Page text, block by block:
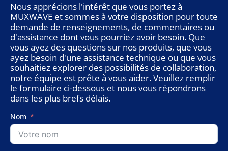
Nous apprécions l'intérêt que vous portez à
MUXWAVE et sommes à votre disposition pour toute
demande de renseignements, de commentaires ou
d'assistance dont vous pourriez avoir besoin. Que
vous ayez des questions sur nos produits, que vous
ayez besoin d'une assistance technique ou que vous
souhaitiez explorer des possibilités de collaboration,
notre équipe est prête à vous aider. Veuillez remplir
le formulaire ci-dessous et nous vous répondrons
dans les plus brefs délais.
Nom